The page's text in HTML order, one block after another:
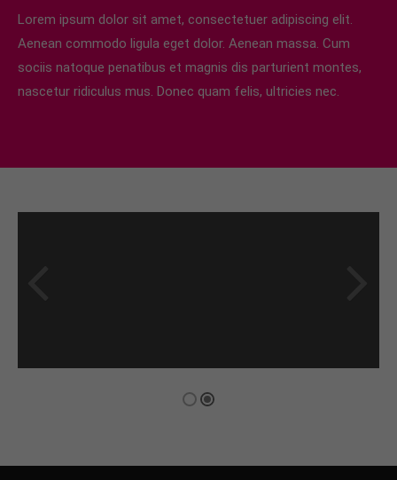
Lorem ipsum dolor sit amet, consectetuer adipiscing elit.
Aenean commodo ligula eget dolor. Aenean massa. Cum
sociis natoque penatibus et magnis dis parturient montes,
nascetur ridiculus mus. Donec quam felis, ultricies nec.
Video